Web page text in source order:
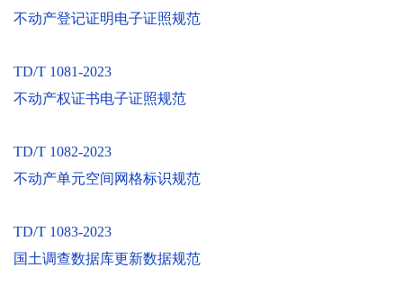
不动产登记证明电子证照规范
TD/T 1081-2023
不动产权证书电子证照规范
TD/T 1082-2023
不动产单元空间网格标识规范
TD/T 1083-2023
国土调查数据库更新数据规范